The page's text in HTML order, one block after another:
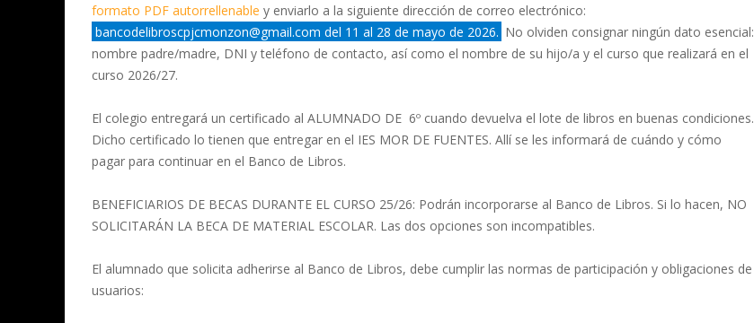
formato PDF autorrellenable y enviarlo a la siguiente dirección de correo electrónico:
bancodelibroscpjcmonzon@gmail.com del 11 al 28 de mayo de 2026. No olviden consignar ningún dato esencial:
nombre padre/madre, DNI y teléfono de contacto, así como el nombre de su hijo/a y el curso que realizará en el
curso 2026/27.
El colegio entregará un certificado al ALUMNADO DE 6º cuando devuelva el lote de libros en buenas condiciones.
Dicho certificado lo tienen que entregar en el IES MOR DE FUENTES. Allí se les informará de cuándo y cómo
pagar para continuar en el Banco de Libros.
BENEFICIARIOS DE BECAS DURANTE EL CURSO 25/26: Podrán incorporarse al Banco de Libros. Si lo hacen, NO
SOLICITARÁN LA BECA DE MATERIAL ESCOLAR. Las dos opciones son incompatibles.
El alumnado que solicita adherirse al Banco de Libros, debe cumplir las normas de participación y obligaciones de
usuarios: